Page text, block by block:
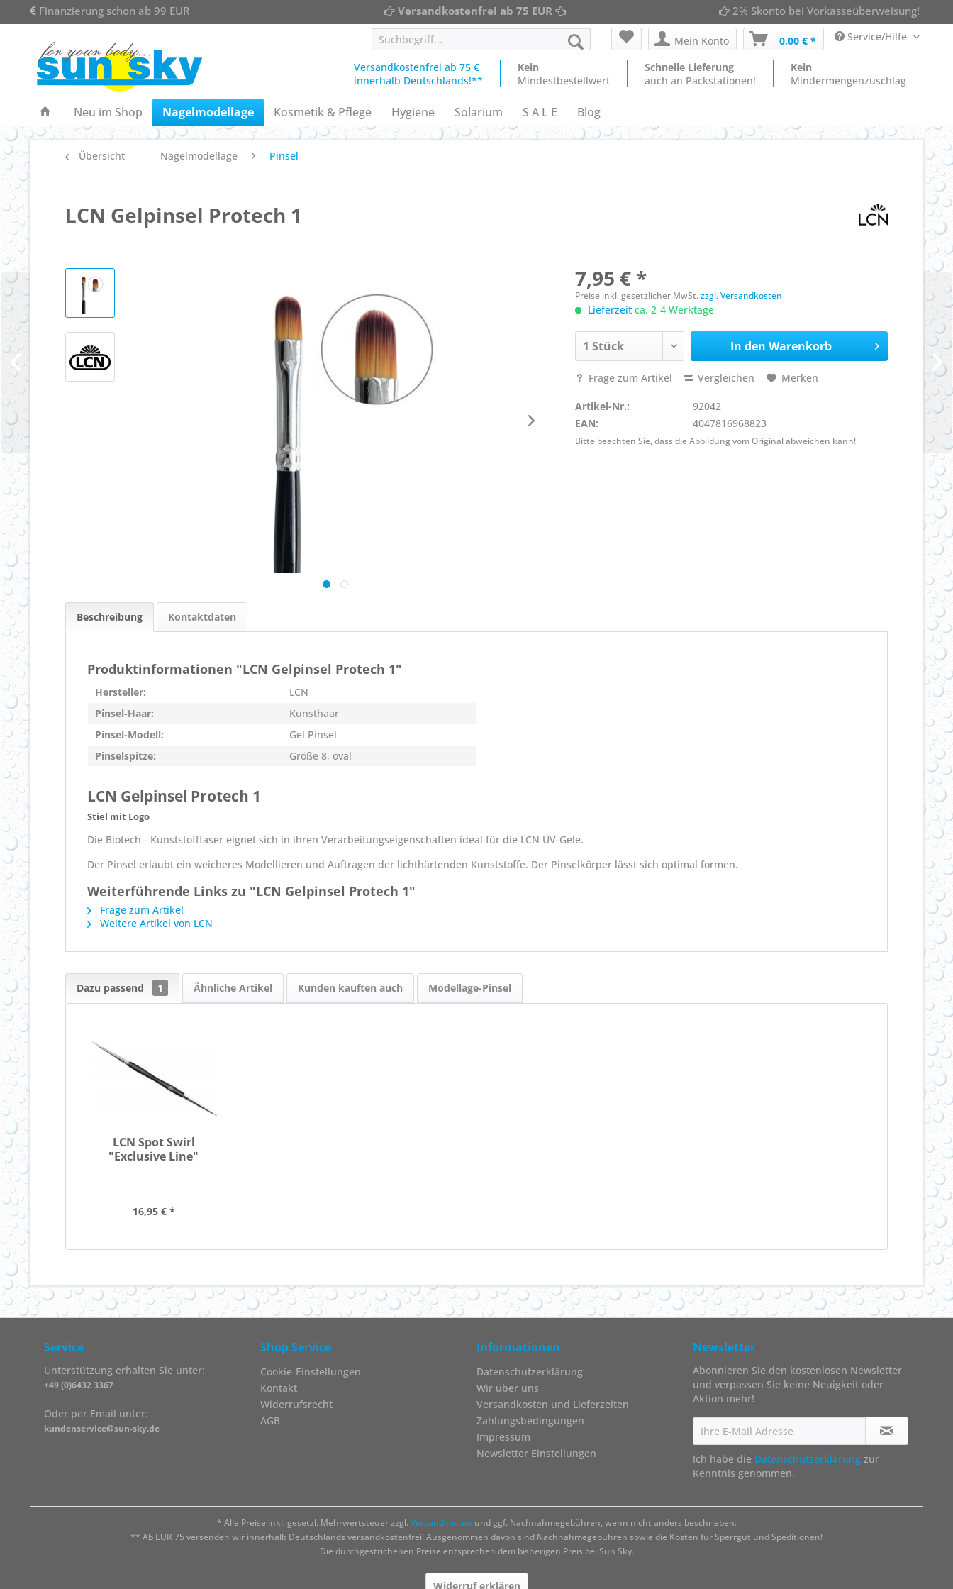
Finanzierung schon ab 99 EUR Versandkostenfrei ab 75 EUR 2% Skonto bei Vorkasseüberweisung!
Mein Konto 0,00 € * Service/Hilfe
Versandkostenfrei ab 75 €
innerhalb Deutschlands!**
Kein
Mindestbestellwert
Schnelle Lieferung
auch an Packstationen!
Kein
Mindermengenzuschlag
Neu im Shop Nagelmodellage Kosmetik & Pflege Hygiene Solarium S A L E Blog
Übersicht Nagelmodellage Pinsel
LCN Gelpinsel Protech 1
7,95 € *
Preise inkl. gesetzlicher MwSt.zzgl. Versandkosten
Lieferzeit ca. 2-4 Werktage
In den Warenkorb
Frage zum Artikel Vergleichen Merken
Artikel-Nr.:
92042
EAN:
4047816968823
Bitte beachten Sie, dass die Abbildung vom Original abweichen kann!
Beschreibung Kontaktdaten
Produktinformationen "LCN Gelpinsel Protech 1"
Hersteller:
LCN
Pinsel-Haar:
Kunsthaar
Pinsel-Modell:
Gel Pinsel
Pinselspitze:
Größe 8, oval
LCN Gelpinsel Protech 1
Stiel mit Logo
Die Biotech - Kunststofffaser eignet sich in ihren Verarbeitungseigenschaften ideal für die LCN UV-Gele.
Der Pinsel erlaubt ein weicheres Modellieren und Auftragen der lichthärtenden Kunststoffe. Der Pinselkörper lässt sich optimal formen.
Weiterführende Links zu "LCN Gelpinsel Protech 1"
Frage zum Artikel
Weitere Artikel von LCN
Dazu passend 1 Ähnliche Artikel Kunden kauften auch Modellage-Pinsel
LCN Spot Swirl
"Exclusive Line"
16,95 € *
Service
Unterstützung erhalten Sie unter:
+49 (0)6432 3367
Oder per Email unter:
kundenservice@sun-sky.de
Shop Service
Cookie-Einstellungen
Kontakt
Widerrufsrecht
AGB
Informationen
Datenschutzerklärung
Wir über uns
Versandkosten und Lieferzeiten
Zahlungsbedingungen
Impressum
Newsletter Einstellungen
Newsletter
Abonnieren Sie den kostenlosen Newsletter
und verpassen Sie keine Neuigkeit oder
Aktion mehr!
Ich habe die Datenschutzerklärung zur
Kenntnis genommen.
* Alle Preise inkl. gesetzl. Mehrwertsteuer zzgl. Versandkosten und ggf. Nachnahmegebühren, wenn nicht anders beschrieben.
** Ab EUR 75 versenden wir innerhalb Deutschlands versandkostenfrei! Ausgenommen davon sind Nachnahmegebühren sowie die Kosten für Sperrgut und Speditionen!
Die durchgestrichenen Preise entsprechen dem bisherigen Preis bei Sun Sky.
Widerruf erklären